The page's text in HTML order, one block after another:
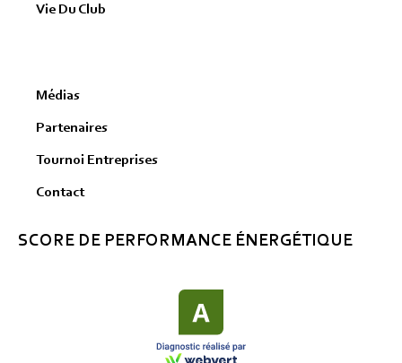
SCORE DE PERFORMANCE ÉNERGÉTIQUE
Vie Du Club
Médias
Partenaires
Tournoi Entreprises
Contact